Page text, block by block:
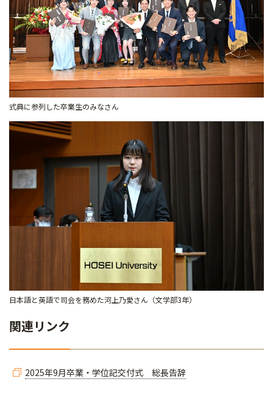
式典に参列した卒業生のみなさん
日本語と英語で司会を務めた河上乃愛さん（文学部3年）
関連リンク
2025年9月卒業・学位記交付式 総長告辞